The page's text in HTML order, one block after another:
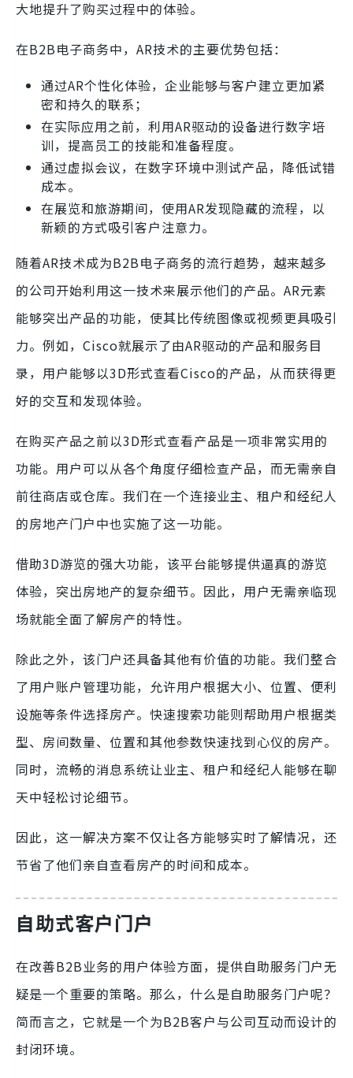
大地提升了购买过程中的体验。
在B2B电子商务中，AR技术的主要优势包括：
通过AR个性化体验，企业能够与客户建立更加紧
密和持久的联系；
在实际应用之前，利用AR驱动的设备进行数字培
训，提高员工的技能和准备程度。
通过虚拟会议，在数字环境中测试产品，降低试错
成本。
在展览和旅游期间，使用AR发现隐藏的流程，以
新颖的方式吸引客户注意力。
随着AR技术成为B2B电子商务的流行趋势，越来越多
的公司开始利用这一技术来展示他们的产品。AR元素
能够突出产品的功能，使其比传统图像或视频更具吸引
力。例如，Cisco就展示了由AR驱动的产品和服务目
录，用户能够以3D形式查看Cisco的产品，从而获得更
好的交互和发现体验。
在购买产品之前以3D形式查看产品是一项非常实用的
功能。用户可以从各个角度仔细检查产品，而无需亲自
前往商店或仓库。我们在一个连接业主、租户和经纪人
的房地产门户中也实施了这一功能。
借助3D游览的强大功能，该平台能够提供逼真的游览
体验，突出房地产的复杂细节。因此，用户无需亲临现
场就能全面了解房产的特性。
除此之外，该门户还具备其他有价值的功能。我们整合
了用户账户管理功能，允许用户根据大小、位置、便利
设施等条件选择房产。快速搜索功能则帮助用户根据类
型、房间数量、位置和其他参数快速找到心仪的房产。
同时，流畅的消息系统让业主、租户和经纪人能够在聊
天中轻松讨论细节。
因此，这一解决方案不仅让各方能够实时了解情况，还
节省了他们亲自查看房产的时间和成本。
自助式客户门户
在改善B2B业务的用户体验方面，提供自助服务门户无
疑是一个重要的策略。那么，什么是自助服务门户呢？
简而言之，它就是一个为B2B客户与公司互动而设计的
封闭环境。